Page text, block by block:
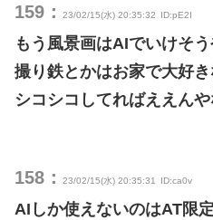
159： 23/02/15(水) 20:35:32 ID:pE2I
もう風景画はAIでいけそ
撮り鉄とかはお家で大好
シコシコしてればええんや
158： 23/02/15(水) 20:35:31 ID:ca0v
AIしか使えないのはAT限